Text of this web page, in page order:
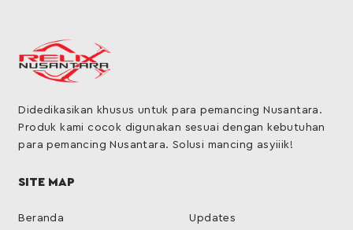
Didedikasikan khusus untuk para pemancing Nusantara.
Produk kami cocok digunakan sesuai dengan kebutuhan
para pemancing Nusantara. Solusi mancing asyiiik!
SITE MAP
Beranda Updates